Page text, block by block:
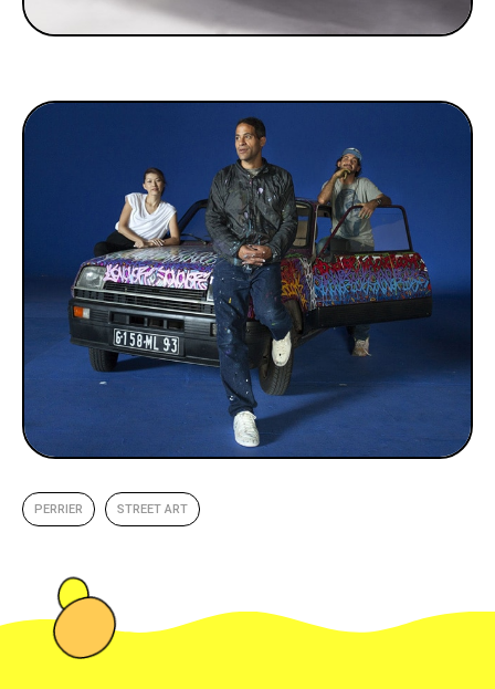
PERRIER STREET ART